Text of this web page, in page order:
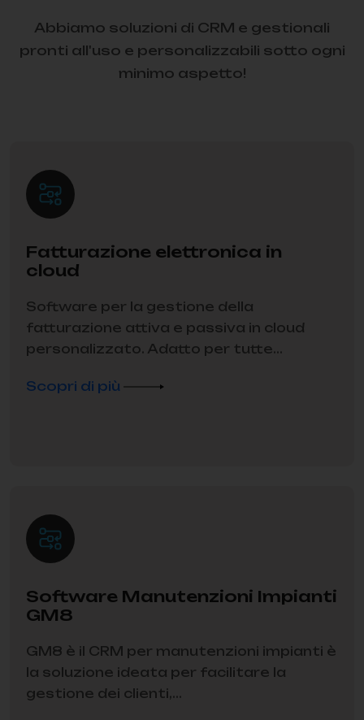
Abbiamo soluzioni di CRM e gestionali
pronti all'uso e personalizzabili sotto ogni
minimo aspetto!
Fatturazione elettronica in
cloud
Software per la gestione della
fatturazione attiva e passiva in cloud
personalizzato. Adatto per tutte...
Scopri di più
Software Manutenzioni Impianti
GM8
GM8 è il CRM per manutenzioni impianti è
la soluzione ideata per facilitare la
gestione dei clienti,...